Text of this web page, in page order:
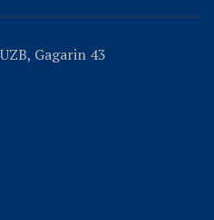
Gagarin 43